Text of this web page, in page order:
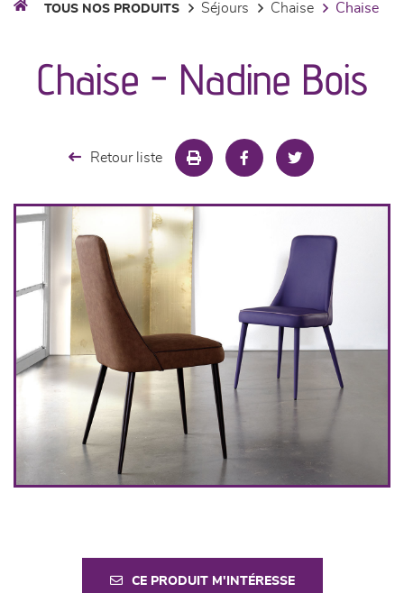
séjours
meubles de complément
décoration
TOUS NOS PRODUITS séjours chaise chaise
Chaise - Nadine Bois
Retour liste
CE PRODUIT M'INTÉRESSE